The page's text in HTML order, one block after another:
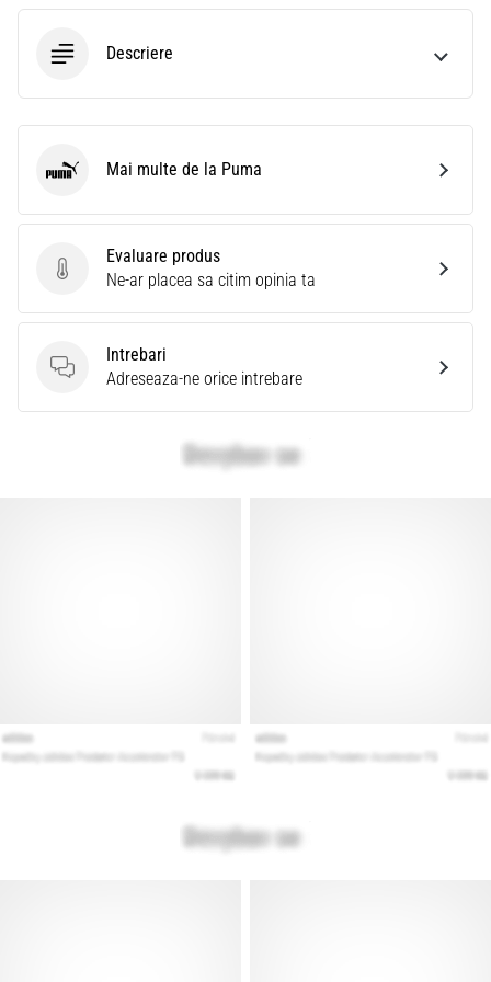
Descriere
Evaluare produs
Evaluare produs
Ne-ar placea sa citim opinia ta
Intrebari
Intrebari
Adreseaza-ne orice intrebare
Puma Mai multe de la Puma